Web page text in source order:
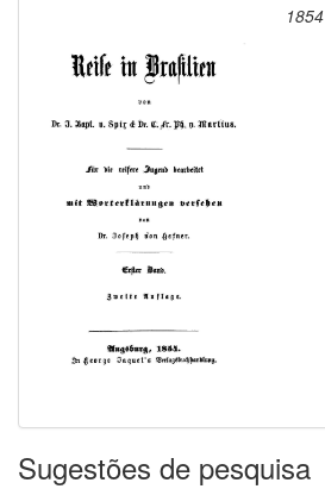
1854
Sugestões de pesquisa